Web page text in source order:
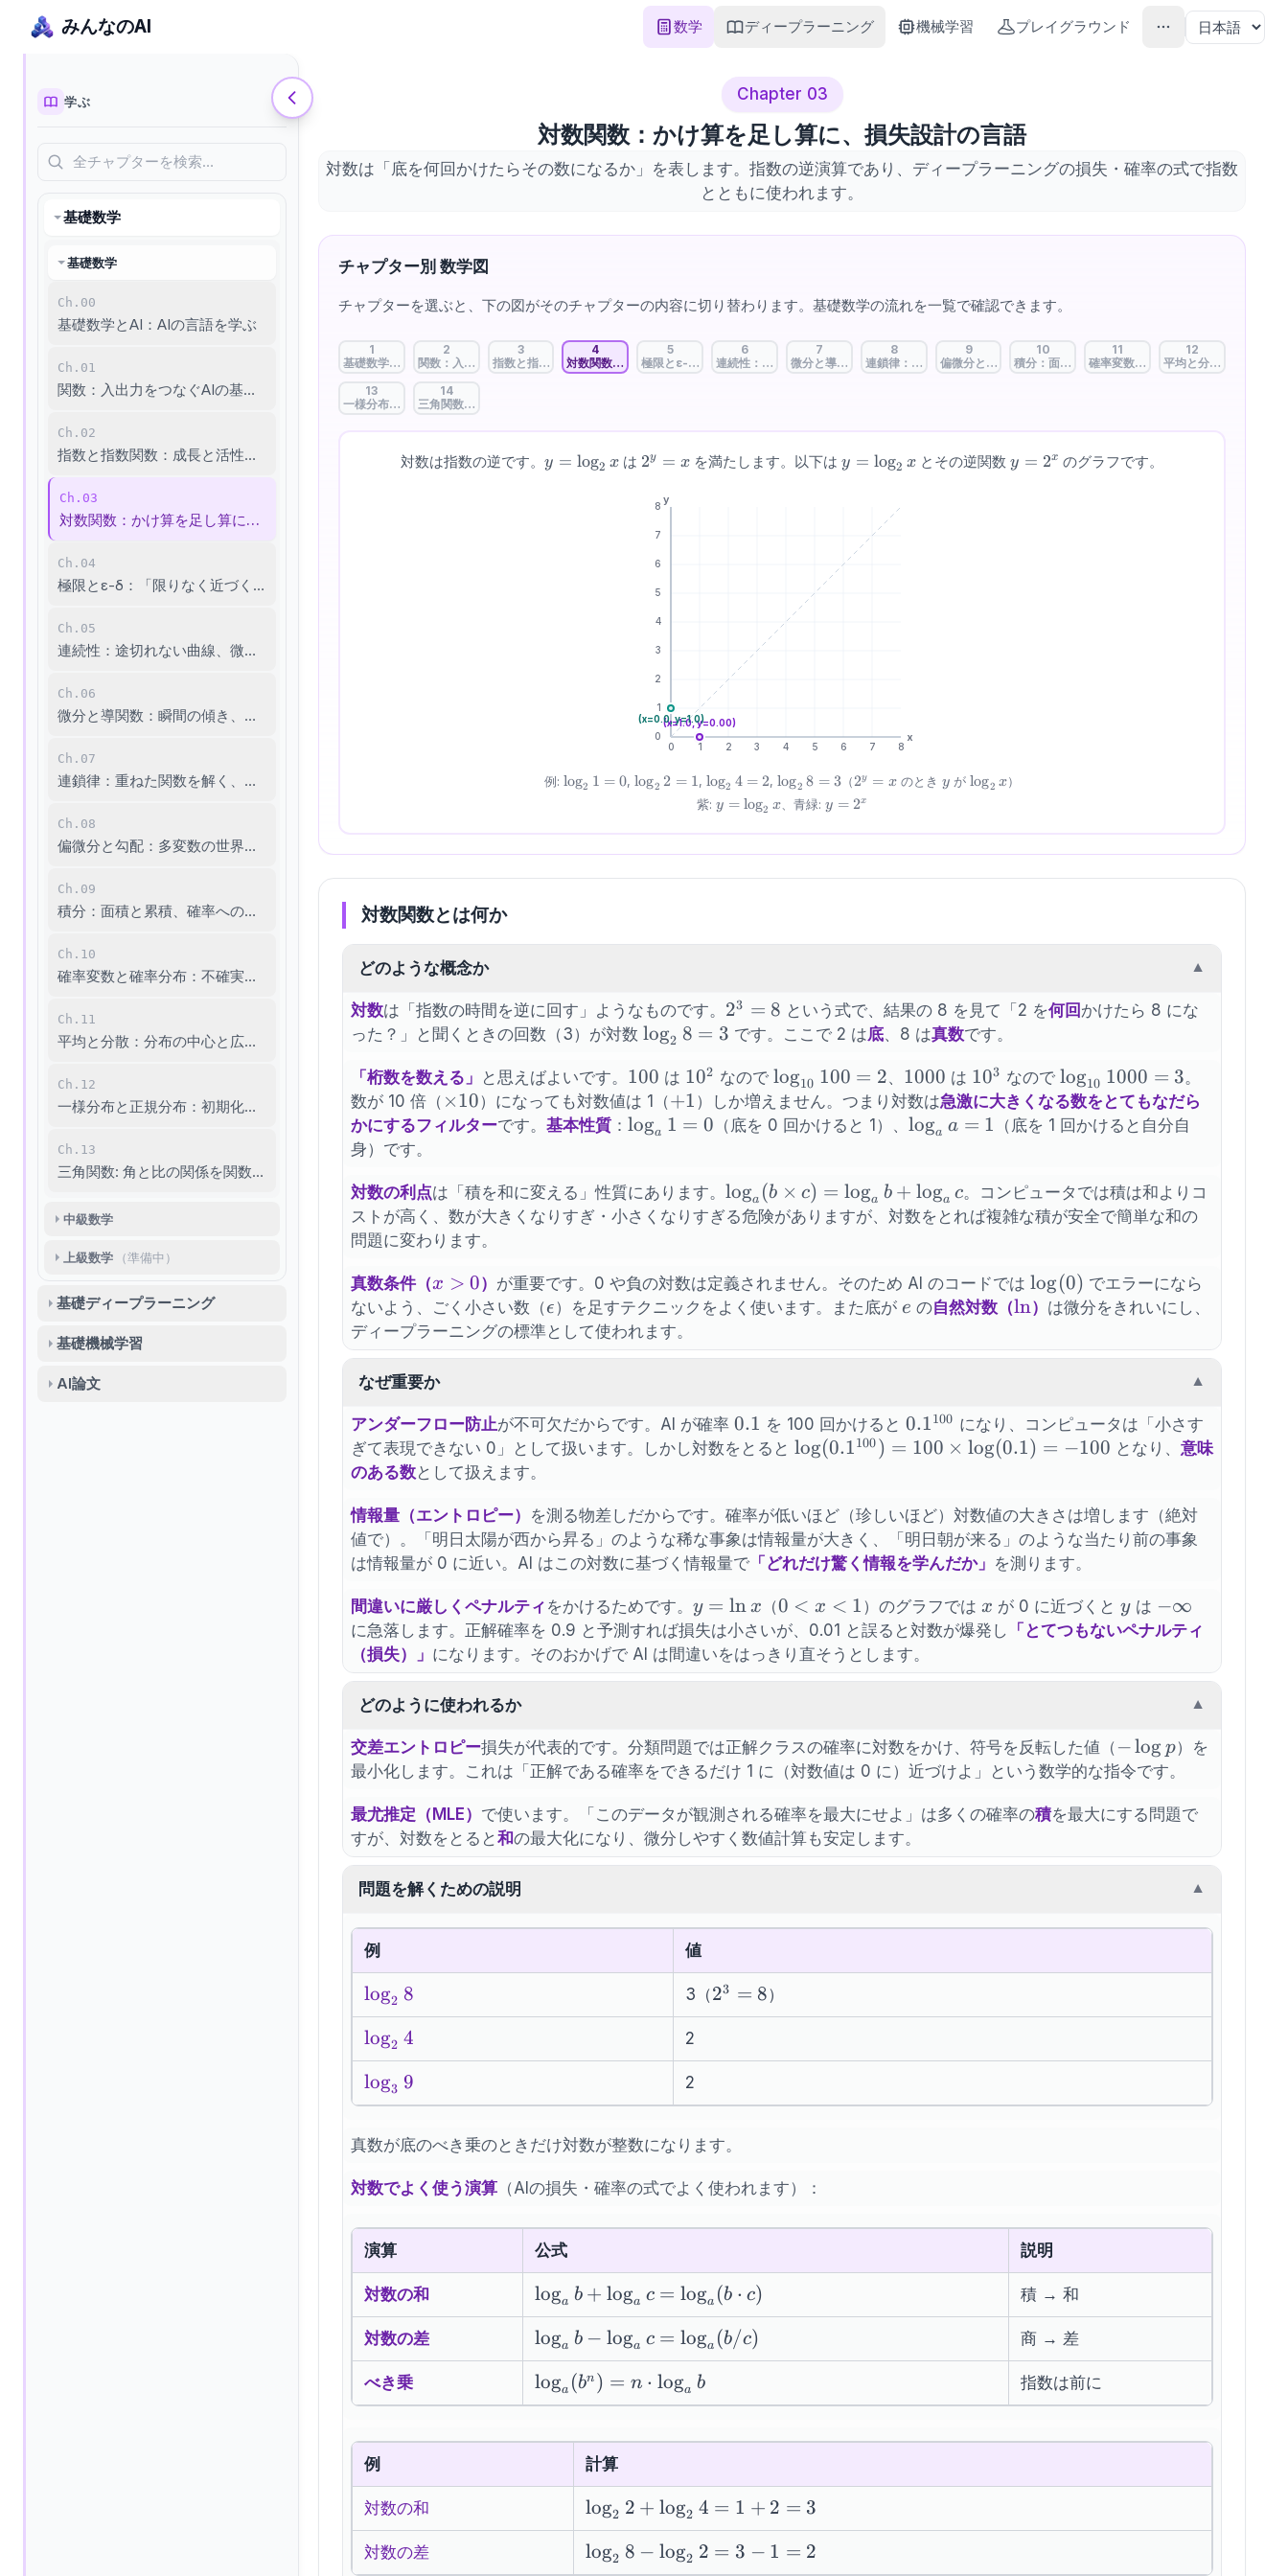
みんなのAI 数学 ディープラーニング 機械学習 プレイグラウンド
学ぶ
全チャプターを検索…
基礎数学
基礎数学
Ch.00
基礎数学とAI：AIの言語を学ぶ
Ch.01
関数：入出力をつなぐAIの基本単位
Ch.02
指数と指数関数：成長と活性化の数学
Ch.03
対数関数：かけ算を足し算に、損失設計の言語
Ch.04
極限とε-δ：「限りなく近づく」を定義する
Ch.05
連続性：途切れない曲線、微分への扉を開く
Ch.06
微分と導関数：瞬間の傾き、学習の羅針盤
Ch.07
連鎖律：重ねた関数を解く、逆伝播の核心
Ch.08
偏微分と勾配：多変数の世界、勾配降下の方向
Ch.09
積分：面積と累積、確率への架け橋
Ch.10
確率変数と確率分布：不確実性を数に込める
Ch.11
平均と分散：分布の中心と広がり
Ch.12
一様分布と正規分布：初期化から予測まで
Ch.13
三角関数: 角と比の関係を関数として定義する (sin, cos, tan)
中級数学
上級数学 （準備中）
基礎ディープラーニング
基礎機械学習
AI論文
Chapter 03
対数関数：かけ算を足し算に、損失設計の言語
対数は「底を何回かけたらその数になるか」を表します。指数の逆演算であり、ディープラーニングの損失・確率の式で指数
とともに使われます。
チャプター別 数学図
チャプターを選ぶと、下の図がそのチャプターの内容に切り替わります。基礎数学の流れを一覧で確認できます。
1
基礎数学とAI：AIの言語を学ぶ
2
関数：入出力をつなぐAIの基本単位
3
指数と指数関数：成長と活性化の数学
4
対数関数：かけ算を足し算に、損失設計の言語
5
極限とε-δ：「限りなく近づく」を定義する
6
連続性：途切れない曲線、微分への扉を開く
7
微分と導関数：瞬間の傾き、学習の羅針盤
8
連鎖律：重ねた関数を解く、逆伝播の核心
9
偏微分と勾配：多変数の世界、勾配降下の方向
10
積分：面積と累積、確率への架け橋
11
確率変数と確率分布：不確実性を数に
12
平均と分散：分布の中
13
一様分布と正規分布：初期化から予測まで
14
三角関数: 角と比の関係を関数として定義する
対数は指数の逆です。
y =
y = log2 x は 2^y
x
2y = x を満たします。以下は
y =
y = log2 x とその逆関数
y
y = 2x のグラフです。
0 1 2 3 4 5 6 7 8
0
1
2
3
4
5
6
7
8
x
y
(x=1.0, y=0.00)
(x=0.0, y=1.0)
例: \log_2
log2 1 = 0,\log_2
log2 2 = 1, \log_2
4 = 2
log2 4 = 2,\log_2
8 = 3
log2 8 = 3 （2^y
= x
2y = xのとき y
y が\log_2
log2 x）
紫: y=\log_2
y = log2 x、青緑: y=2^x
y = 2x
対数関数とは何か
どのような概念か ▼
対数は「指数の時間を逆に回す」ようなものです。 2^3
= 8
23 = 8 という式で、結果の 8 を見て「2 を何回 かけたら 8 にな
った？」と聞くときの回数（3）が対数 \log_2
log2 8 = 3 です。ここで 2 は底、8 は真数です。
「桁数を数える」 と思えばよいです。 100
100 は 10^2
102 なので \log_{10}
100 = 2
log10 100 = 2、 1000
1000 は 10^3
103 なので\log_{10}
1000 = 3
log10 1000 = 3。
数が 10 倍（ \times
10
×10）になっても対数値は 1（+1
+1 ）しか増えません。つまり対数は急激に大きくなる数をとてもなだら
かにするフィルターです。 基本性質 ： \log_a
loga 1 = 0 （底を 0 回かけると 1）、\log_a
loga a = 1
（底を 1 回かけると自分自
身）です。
対数の利点は「積を和に変える」性質にあります。 \log_a(b
\times
+
\log_a c
loga (b × c) = loga b + loga c。コンピュータでは積は和よりコ
ストが高く、数が大きくなりすぎ・小さくなりすぎる危険がありますが、対数をとれば複雑な積が安全で簡単な和の
問題に変わります。
真数条件（x>0
x > 0） が重要です。0 や負の対数は定義されません。そのため AI のコードでは\log(0)
log(0) でエラーになら
ないよう、ごく小さい数（\epsilon
ϵ）を足すテクニックをよく使います。また底が e
e の自然対数（\ln
ln） は微分をきれいにし、
ディープラーニングの標準として使われます。
なぜ重要か ▼
アンダーフロー防止が不可欠だからです。AI が確率 0.1
0.1 を 100 回かけると 0.1^{100}
0.1100 になり、コンピュータは「小さす
ぎて表現できない 0」として扱います。しかし対数をとると \log(0.1^{100})
log(0.1100) = 100 × log(0.1) = −100 となり、 意味
のある数として扱えます。
情報量（エントロピー） を測る物差しだからです。確率が低いほど（珍しいほど）対数値の大きさは増します（絶対
値で）。「明日太陽が西から昇る」のような稀な事象は情報量が大きく、「明日朝が来る」のような当たり前の事象
は情報量が 0 に近い。AI はこの対数に基づく情報量で 「どれだけ驚く情報を学んだか」 を測ります。
間違いに厳しくペナルティ をかけるためです。 y=\ln
x
y = ln x （0<x<1
0 < x < 1 ）のグラフではx
x が 0 に近づくとy
y は -
\infty
−∞
に急落します。正解確率を 0.9 と予測すれば損失は小さいが、0.01 と誤ると対数が爆発し 「とてつもないペナルティ
（損失）」 になります。そのおかげで AI は間違いをはっきり直そうとします。
どのように使われるか ▼
交差エントロピー損失が代表的です。分類問題では正解クラスの確率に対数をかけ、符号を反転した値（ -
\log
−log p）を
最小化します。これは「正解である確率をできるだけ 1 に（対数値は 0 に）近づけよ」という数学的な指令です。
最尤推定（MLE） で使います。「このデータが観測される確率を最大にせよ」は多くの確率の積を最大にする問題で
すが、対数をとると和の最大化になり、微分しやすく数値計算も安定します。
問題を解くための説明 ▼
例 値
\log_2 8
log2 8 3（2^3=8
23 = 8）
\log_2 4
log2 4 2
\log_3 9
log3 9 2
真数が底のべき乗のときだけ対数が整数になります。
対数でよく使う演算 （AIの損失・確率の式でよく使われます）：
演算 公式 説明
対数の和
\log_a b
+
\log_a c
=
\log_a(b
\cdot c)
loga b + loga c = loga (b ⋅ c) 積 → 和
対数の差
\log_a b -
\log_a c =
\log_a(b/c)
loga b − loga c = loga (b/c) 商 → 差
べき乗
\log_a(b^n)
= n \cdot
loga (bn ) = n ⋅ loga b 指数は前に
例 計算
対数の和
\log_2
2 +
\log_2
log2 2 + log2 4 = 1 + 2 = 3
対数の差
\log_2
log2 8 − log2 2 = 3 − 1 = 2